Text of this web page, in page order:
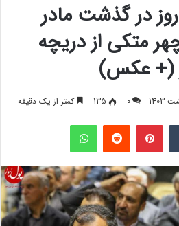
در گذشت مادر
متکی از دریچه
(+ عکس)
0
135 کمتر از یک دقیقه
‫پین‌ترست ‫رددیت